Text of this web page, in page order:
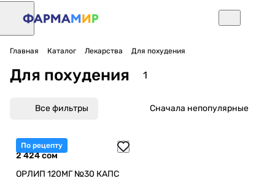
Главная Каталог Лекарства Для похудения
Для похудения 1
Все фильтры Сначала непопулярные
По рецепту
2 424 сом
ОРЛИП 120МГ №30 КАПС